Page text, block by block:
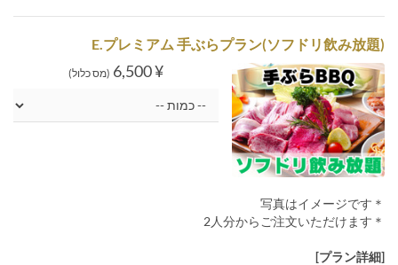
E.プレミアム 手ぶらプラン(ソフドリ飲み放題)
¥ 6,500 (מס כלול)
＊写真はイメージです
＊2人分からご注文いただけます
[プラン詳細]